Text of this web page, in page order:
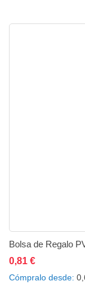
Bolsa de Regalo
0,81 €
Cómpralo desde